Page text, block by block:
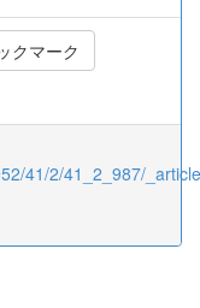
クマーク
41/2/41_2_987/